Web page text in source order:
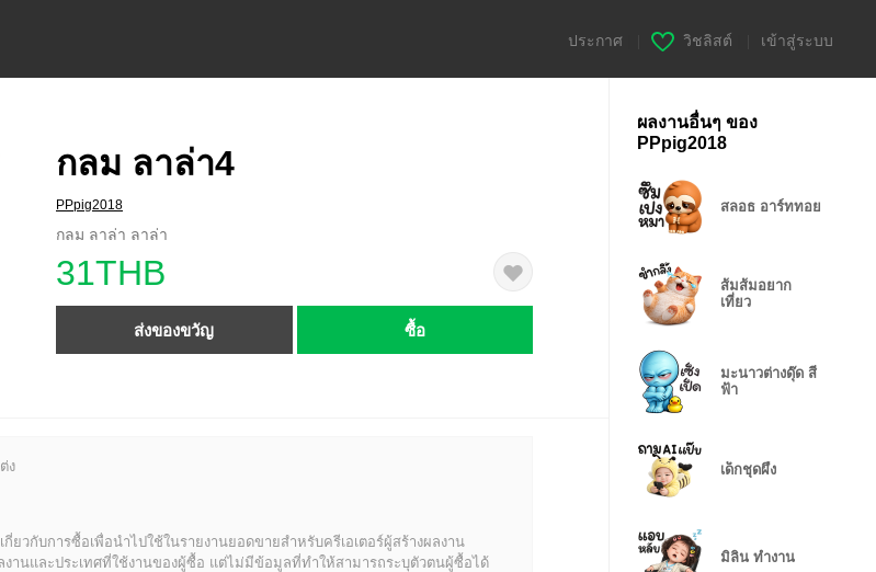
ประกาศ วิชลิสต์ เข้าสู่ระบบ
กลม ลาล่า4
PPpig2018
กลม ลาล่า ลาล่า
31THB
ส่งของขวัญ ซื้อ
ง
กี่ยวกับการซื้อเพื่อนำไปใช้ในรายงานยอดขายสำหรับครีเอเตอร์ผู้สร้างผลงาน
านและประเทศที่ใช้งานของผู้ซื้อ แต่ไม่มีข้อมูลที่ทำให้สามารถระบุตัวตนผู้ซื้อได้
ผลงานอื่นๆ ของ
PPpig2018
สลอธ อาร์ททอย
ส้มส้มอยาก
เที่ยว
มะนาวต่างดุ๊ด สี
ฟ้า
เด็กชุดผึ้ง
มิลิน ทำงาน